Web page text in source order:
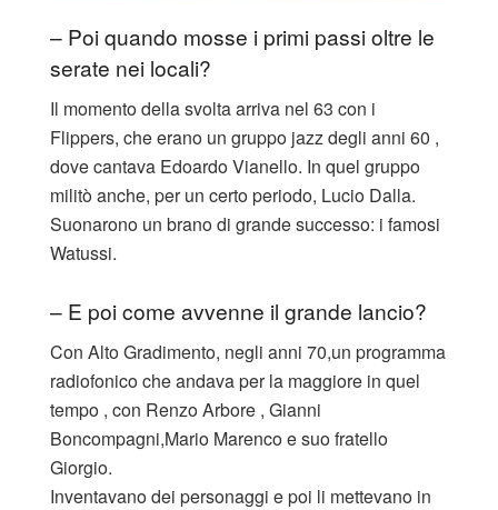
– Poi quando mosse i primi passi oltre le
serate nei locali?
Il momento della svolta arriva nel 63 con i
Flippers, che erano un gruppo jazz degli anni 60 ,
dove cantava Edoardo Vianello. In quel gruppo
militò anche, per un certo periodo, Lucio Dalla.
Suonarono un brano di grande successo: i famosi
Watussi.
– E poi come avvenne il grande lancio?
Con Alto Gradimento, negli anni 70,un programma
radiofonico che andava per la maggiore in quel
tempo , con Renzo Arbore , Gianni
Boncompagni,Mario Marenco e suo fratello
Giorgio.
Inventavano dei personaggi e poi li mettevano in